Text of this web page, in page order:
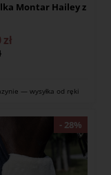
Montar Hailey z
zł
— wysyłka od ręki